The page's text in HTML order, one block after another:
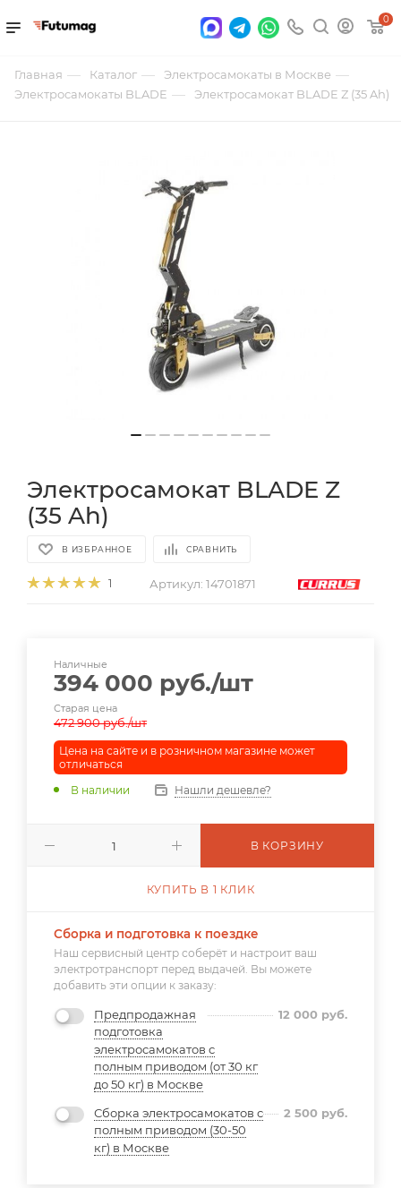
0
Главная — Каталог — Электросамокаты в Москве —
Электросамокаты BLADE — Электросамокат BLADE Z (35 Ah)
Электросамокат BLADE Z
(35 Ah)
В ИЗБРАННОЕ СРАВНИТЬ
1 Артикул: 14701871
Наличные
394 000 руб./шт
Старая цена
472 900руб./шт
Цена на сайте и в розничном магазине может
отличаться
В наличии
Нашли дешевле?
В КОРЗИНУ
КУПИТЬ В 1 КЛИК
Сборка и подготовка к поездке
Наш сервисный центр соберёт и настроит ваш
электротранспорт перед выдачей. Вы можете
добавить эти опции к заказу:
Предпродажная
подготовка
электросамокатов с
полным приводом (от 30 кг
до 50 кг) в Москве
12 000 руб.
Сборка электросамокатов с
полным приводом (30-50
кг) в Москве
2 500 руб.